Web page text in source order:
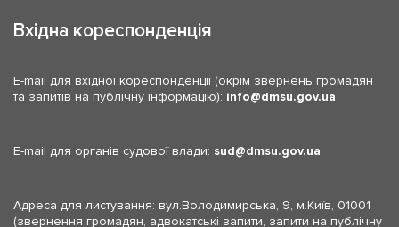
Вхідна кореспонденція
E-mail для вхідної кореспонденції (окрім звернень громадян
та запитів на публічну інформацію): info dmsu.gov.ua
E-mail для органів судової влади: sud dmsu.gov.ua
Адреса для листування: вул.Володимирська, 9, м.Київ, 01001
(звернення громадян, адвокатські запити, запити на публічну